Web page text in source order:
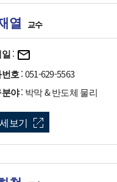
열 교수
:
호: 051-629-5563
야: 박막 & 반도체 물리
보기